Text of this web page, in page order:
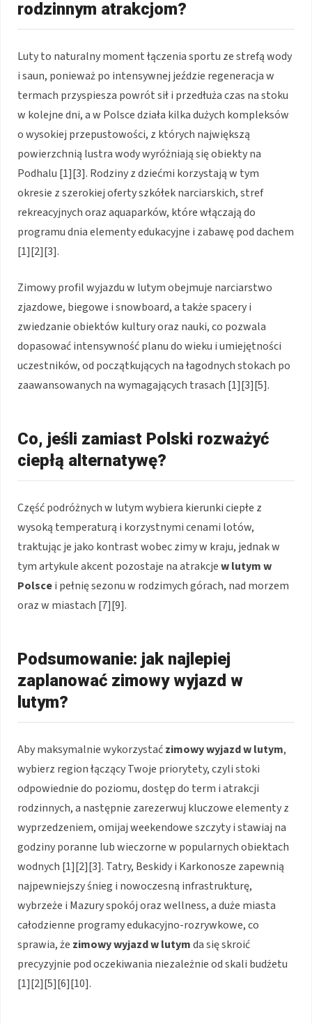
rodzinnym atrakcjom?
Luty to naturalny moment łączenia sportu ze strefą wody
i saun, ponieważ po intensywnej jeździe regeneracja w
termach przyspiesza powrót sił i przedłuża czas na stoku
w kolejne dni, a w Polsce działa kilka dużych kompleksów
o wysokiej przepustowości, z których największą
powierzchnią lustra wody wyróżniają się obiekty na
Podhalu [1][3]. Rodziny z dziećmi korzystają w tym
okresie z szerokiej oferty szkółek narciarskich, stref
rekreacyjnych oraz aquaparków, które włączają do
programu dnia elementy edukacyjne i zabawę pod dachem
[1][2][3].
Zimowy profil wyjazdu w lutym obejmuje narciarstwo
zjazdowe, biegowe i snowboard, a także spacery i
zwiedzanie obiektów kultury oraz nauki, co pozwala
dopasować intensywność planu do wieku i umiejętności
uczestników, od początkujących na łagodnych stokach po
zaawansowanych na wymagających trasach [1][3][5].
Co, jeśli zamiast Polski rozważyć
ciepłą alternatywę?
Część podróżnych w lutym wybiera kierunki ciepłe z
wysoką temperaturą i korzystnymi cenami lotów,
traktując je jako kontrast wobec zimy w kraju, jednak w
tym artykule akcent pozostaje na atrakcjew lutym w
Polscei pełnię sezonu w rodzimych górach, nad morzem
oraz w miastach [7][9].
Podsumowanie: jak najlepiej
zaplanować zimowy wyjazd w
lutym?
Aby maksymalnie wykorzystaćzimowy wyjazd w lutym,
wybierz region łączący Twoje priorytety, czyli stoki
odpowiednie do poziomu, dostęp do term i atrakcji
rodzinnych, a następnie zarezerwuj kluczowe elementy z
wyprzedzeniem, omijaj weekendowe szczyty i stawiaj na
godziny poranne lub wieczorne w popularnych obiektach
wodnych [1][2][3]. Tatry, Beskidy i Karkonosze zapewnią
najpewniejszy śnieg i nowoczesną infrastrukturę,
wybrzeże i Mazury spokój oraz wellness, a duże miasta
całodzienne programy edukacyjno-rozrywkowe, co
sprawia, że zimowy wyjazd w lutymda się skroić
precyzyjnie pod oczekiwania niezależnie od skali budżetu
[1][2][5][6][10].